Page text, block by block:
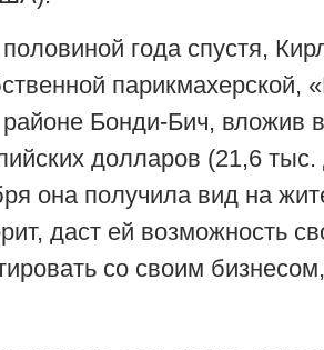
года спустя,
парикмахерской,
Бонди-Бич, вложив
долларов (21,6
она получила вид на
даст ей возможность
со своим